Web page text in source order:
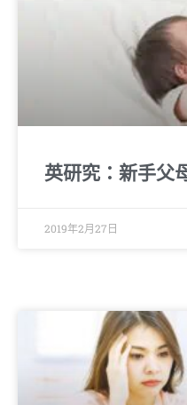
英研究：新手父
2019年2月27日